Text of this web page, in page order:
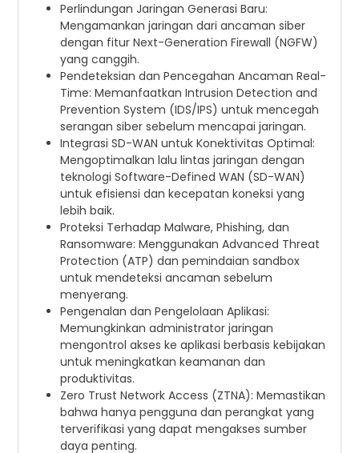
Perlindungan Jaringan Generasi Baru:
Mengamankan jaringan dari ancaman siber
dengan fitur Next-Generation Firewall (NGFW)
yang canggih.
Pendeteksian dan Pencegahan Ancaman Real-
Time: Memanfaatkan Intrusion Detection and
Prevention System (IDS/IPS) untuk mencegah
serangan siber sebelum mencapai jaringan.
Integrasi SD-WAN untuk Konektivitas Optimal:
Mengoptimalkan lalu lintas jaringan dengan
teknologi Software-Defined WAN (SD-WAN)
untuk efisiensi dan kecepatan koneksi yang
lebih baik.
Proteksi Terhadap Malware, Phishing, dan
Ransomware: Menggunakan Advanced Threat
Protection (ATP) dan pemindaian sandbox
untuk mendeteksi ancaman sebelum
menyerang.
Pengenalan dan Pengelolaan Aplikasi:
Memungkinkan administrator jaringan
mengontrol akses ke aplikasi berbasis kebijakan
untuk meningkatkan keamanan dan
produktivitas.
Zero Trust Network Access (ZTNA): Memastikan
bahwa hanya pengguna dan perangkat yang
terverifikasi yang dapat mengakses sumber
daya penting.